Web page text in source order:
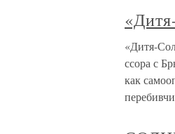
«Дитя-
ссора с
как